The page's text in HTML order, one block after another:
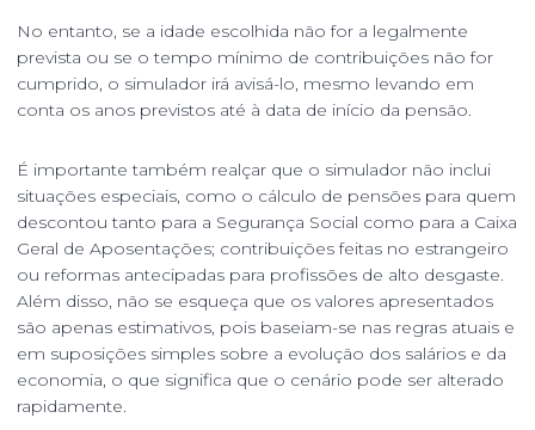
No entanto, se a idade escolhida não for a legalmente
prevista ou se o tempo mínimo de contribuições não for
cumprido, o simulador irá avisá-lo, mesmo levando em
conta os anos previstos até à data de início da pensão.
É importante também realçar que o simulador não inclui
situações especiais, como o cálculo de pensões para quem
descontou tanto para a Segurança Social como para a Caixa
Geral de Aposentações; contribuições feitas no estrangeiro
ou reformas antecipadas para profissões de alto desgaste.
Além disso, não se esqueça que os valores apresentados
são apenas estimativos, pois baseiam-se nas regras atuais e
em suposições simples sobre a evolução dos salários e da
economia, o que significa que o cenário pode ser alterado
rapidamente.